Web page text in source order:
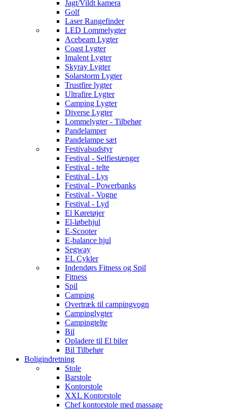
Jagt/Vildt kamera
Golf
Laser Rangefinder
LED Lommelygter
Acebeam Lygter
Coast Lygter
Imalent Lygter
Skyray Lygter
Solarstorm Lygter
Trustfire lygter
Ultrafire Lygter
Camping Lygter
Diverse Lygter
Lommelygter - Tilbehør
Pandelamper
Pandelampe sæt
Festivalsudstyr
Festival - Selfiestænger
Festival - telte
Festival - Lys
Festival - Powerbanks
Festival - Vogne
Festival - Lyd
El Køretøjer
El-løbehjul
E-Scooter
E-balance hjul
Segway
EL Cykler
Indendørs Fitness og Spil
Fitness
Spil
Camping
Overtræk til campingvogn
Campinglygter
Campingtelte
Bil
Opladere til El biler
Bil Tilbehør
Boligindretning
Stole
Barstole
Kontorstole
XXL Kontorstole
Chef kontorstole med massage